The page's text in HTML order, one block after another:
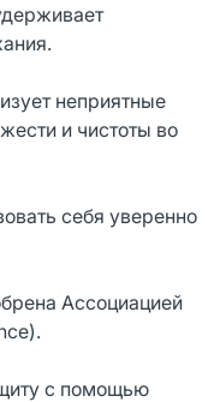
неприятные
и чистоты во
себя уверенно
Ассоциацией
с помощью